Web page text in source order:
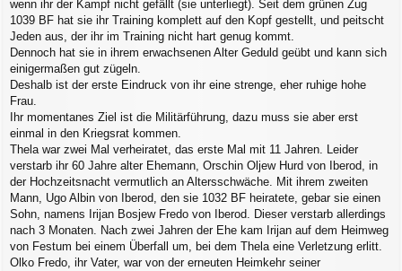
wenn ihr der Kampf nicht gefällt (sie unterliegt). Seit dem grünen Zug
1039 BF hat sie ihr Training komplett auf den Kopf gestellt, und peitscht
Jeden aus, der ihr im Training nicht hart genug kommt.
Dennoch hat sie in ihrem erwachsenen Alter Geduld geübt und kann sich
einigermaßen gut zügeln.
Deshalb ist der erste Eindruck von ihr eine strenge, eher ruhige hohe
Frau.
Ihr momentanes Ziel ist die Militärführung, dazu muss sie aber erst
einmal in den Kriegsrat kommen.
Thela war zwei Mal verheiratet, das erste Mal mit 11 Jahren. Leider
verstarb ihr 60 Jahre alter Ehemann, Orschin Oljew Hurd von Iberod, in
der Hochzeitsnacht vermutlich an Altersschwäche. Mit ihrem zweiten
Mann, Ugo Albin von Iberod, den sie 1032 BF heiratete, gebar sie einen
Sohn, namens Irijan Bosjew Fredo von Iberod. Dieser verstarb allerdings
nach 3 Monaten. Nach zwei Jahren der Ehe kam Irijan auf dem Heimweg
von Festum bei einem Überfall um, bei dem Thela eine Verletzung erlitt.
Olko Fredo, ihr Vater, war von der erneuten Heimkehr seiner